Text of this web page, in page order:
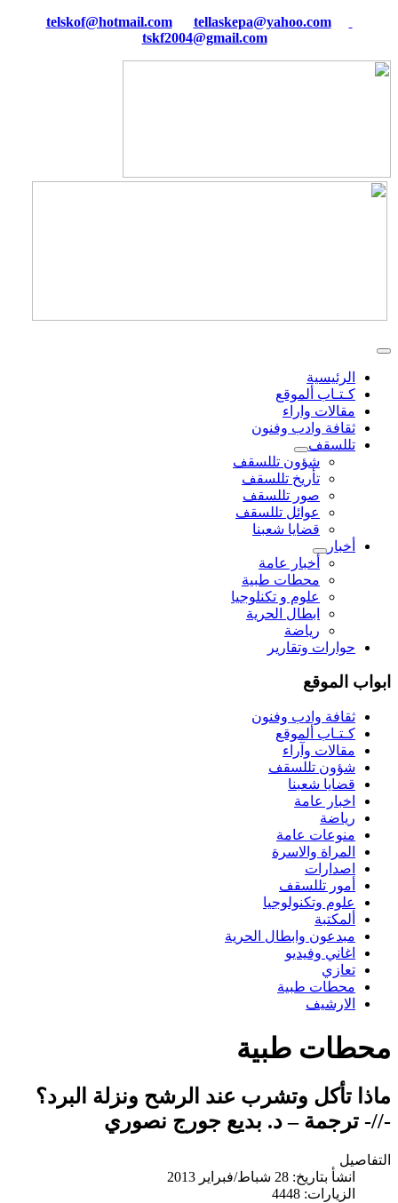
tellaskepa@yahoo.com
tskf2004@gmail.com
الرئيسية
كـتـاب ألموقع
مقالات واراء
ثقافة وادب وفنون
تللسقف
شؤون تللسقف
تأريخ تللسقف
صور تللسقف
عوائل تللسقف
قضايا شعبنا
أخبار
أخبار عامة
محطات طبية
علوم و تکنلوجیا
ابطال الحرية
رياضة
حوارات وتقارير
ابواب الموقع
ثقافة وادب وفنون
كـتـاب ألموقع
مقالات وآراء
شؤون تللسقف
قضايا شعبنا
اخبار عامة
رياضة
منوعات عامة
المراة والاسرة
اصدارات
أمور تللسقف
علوم وتكنولوجيا
ألمكتبة
مبدعون وابطال الحرية
اغاني وفيديو
تعازي
محطات طبية
الارشيف
محطات طبية
ماذا تأكل وتشرب عند الرشح ونزلة البرد؟
-//- ترجمة – د. بديع جورج نصوري
التفاصيل
انشأ بتاريخ: 28 شباط/فبراير 2013
الزيارات: 4448